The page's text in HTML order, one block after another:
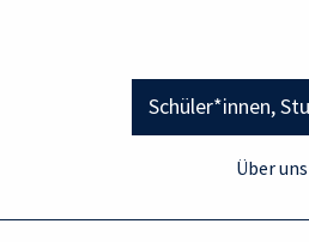
Schüler*innen,
Über uns